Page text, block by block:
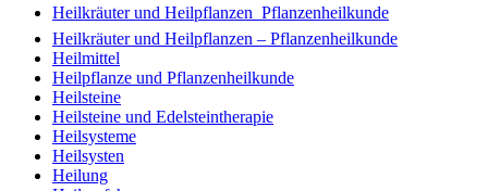
Heilkräuter und Heilpflanzen  Pflanzenheilkunde
Heilkräuter und Heilpflanzen – Pflanzenheilkunde
Heilmittel
Heilpflanze und Pflanzenheilkunde
Heilsteine
Heilsteine und Edelsteintherapie
Heilsysteme
Heilsysten
Heilung